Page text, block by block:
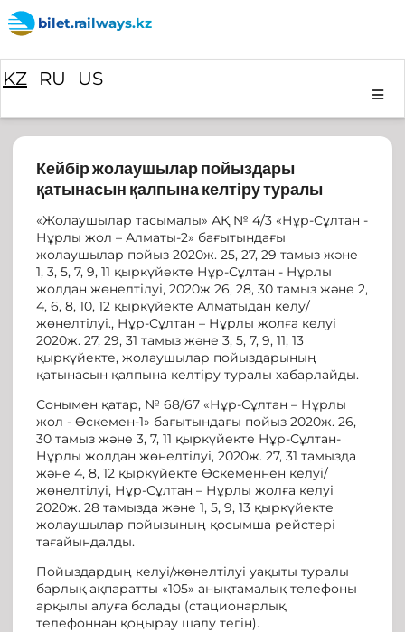
bilet.railways.kz
KZ RU US
Кейбір жолаушылар пойыздары
қатынасын қалпына келтіру туралы
«Жолаушылар тасымалы» АҚ № 4/3 «Нұр-Сұлтан -
Нұрлы жол – Алматы-2» бағытындағы
жолаушылар пойыз 2020ж. 25, 27, 29 тамыз және
1, 3, 5, 7, 9, 11 қыркүйекте Нұр-Сұлтан - Нұрлы
жолдан жөнелтілуі, 2020ж 26, 28, 30 тамыз және 2,
4, 6, 8, 10, 12 қыркүйекте Алматыдан келу/
жөнелтілуі., Нұр-Сұлтан – Нұрлы жолға келуі
2020ж. 27, 29, 31 тамыз және 3, 5, 7, 9, 11, 13
қыркүйекте, жолаушылар пойыздарының
қатынасын қалпына келтіру туралы хабарлайды.
Сонымен қатар, № 68/67 «Нұр-Сұлтан – Нұрлы
жол - Өскемен-1» бағытындағы пойыз 2020ж. 26,
30 тамыз және 3, 7, 11 қыркүйекте Нұр-Сұлтан-
Нұрлы жолдан жөнелтілуі, 2020ж. 27, 31 тамызда
және 4, 8, 12 қыркүйекте Өскеменнен келуі/
жөнелтілуі, Нұр-Сұлтан – Нұрлы жолға келуі
2020ж. 28 тамызда және 1, 5, 9, 13 қыркүйекте
жолаушылар пойызының қосымша рейстері
тағайындалды.
Пойыздардың келуі/жөнелтілуі уақыты туралы
барлық ақпаратты «105» анықтамалық телефоны
арқылы алуға болады (стационарлық
телефоннан қоңырау шалу тегін).